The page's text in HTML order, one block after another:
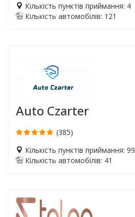
Кількість пунктів приймання: 4
Кількість автомобілів: 121
Auto Czarter
(385)
Кількість пунктів приймання: 99
Кількість автомобілів: 41